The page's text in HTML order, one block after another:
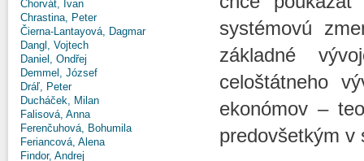
Chorvát, Ivan
Chrastina, Peter
Čierna-Lantayová, Dagmar
Dangl, Vojtech
Daniel, Ondřej
Demmel, József
Dráľ, Peter
Ducháček, Milan
Falisová, Anna
Ferenčuhová, Bohumila
Feriancová, Alena
Findor, Andrej
systémovú
základné
celoštátneho
ekonómov –
predovšetkým v